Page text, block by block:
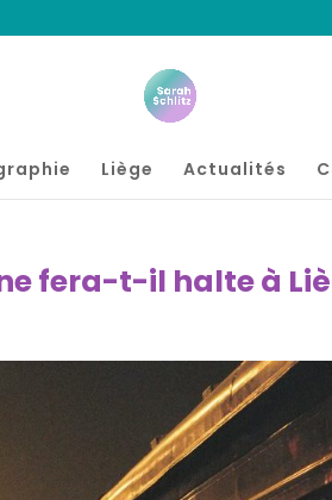
Liège Actualités
fera-t-il halte à